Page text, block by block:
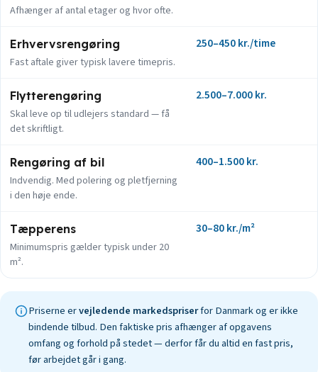
Afhænger af antal etager og hvor ofte.
Erhvervsrengøring
Fast aftale giver typisk lavere timepris.
250–450 kr./time
Flytterengøring
Skal leve op til udlejers standard — få
det skriftligt.
2.500–7.000 kr.
Rengøring af bil
Indvendig. Med polering og pletfjerning
i den høje ende.
400–1.500 kr.
Tæpperens
Minimumspris gælder typisk under 20
m².
30–80 kr./m²
Priserne ervejledende markedspriserfor Danmark og er ikke
bindende tilbud. Den faktiske pris afhænger af opgavens
omfang og forhold på stedet — derfor får du altid en fast pris,
før arbejdet går i gang.